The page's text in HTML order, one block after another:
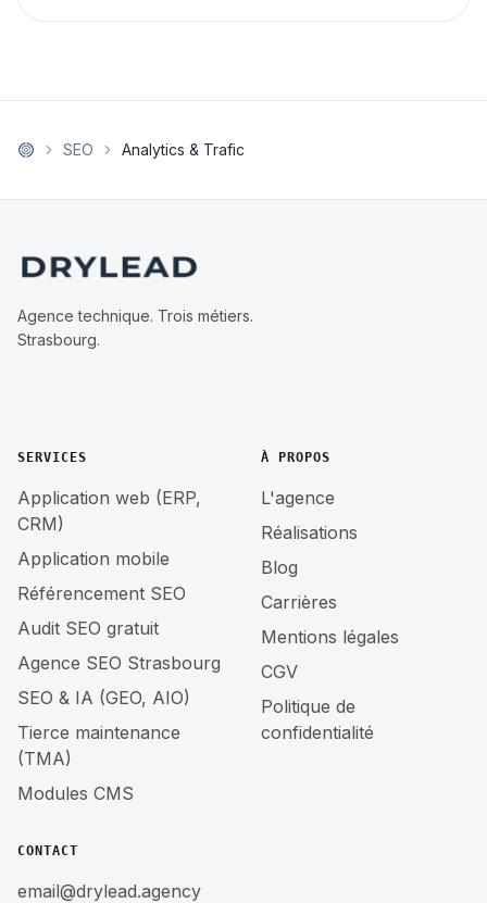
SEO Analytics & Trafic
Agence technique. Trois métiers.
Strasbourg.
SERVICES
Application web (ERP,
CRM)
Application mobile
Référencement SEO
Audit SEO gratuit
Agence SEO Strasbourg
SEO & IA (GEO, AIO)
Tierce maintenance
(TMA)
Modules CMS
À PROPOS
L'agence
Réalisations
Blog
Carrières
Mentions légales
CGV
Politique de
confidentialité
CONTACT
email@drylead.agency